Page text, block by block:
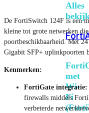
Alles
met
Wi-
Fi
De FortiSwitch 124F is een
kleine tot grote netwerken
poortbeschikbaarheid. Met
Gigabit SFP+ uplinkpoorten
Kenmerken:
FortiGate integratie:
firewalls middels
verbeterde